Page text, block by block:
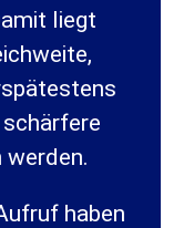
liegt
haben